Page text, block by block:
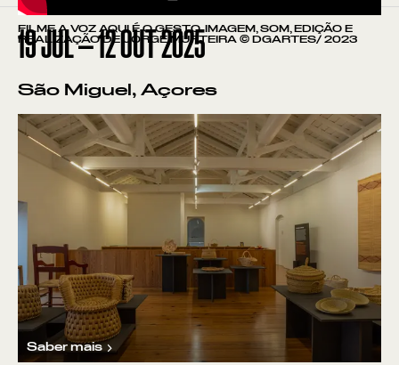
FILME A VOZ AQUI É O GESTO. IMAGEM, SOM, EDIÇÃO E
REALIZAÇÃO DE JORGE MURTEIRA © DGARTES/ 2023
19JUL—12OUT2025
São Miguel, Açores
Saber mais